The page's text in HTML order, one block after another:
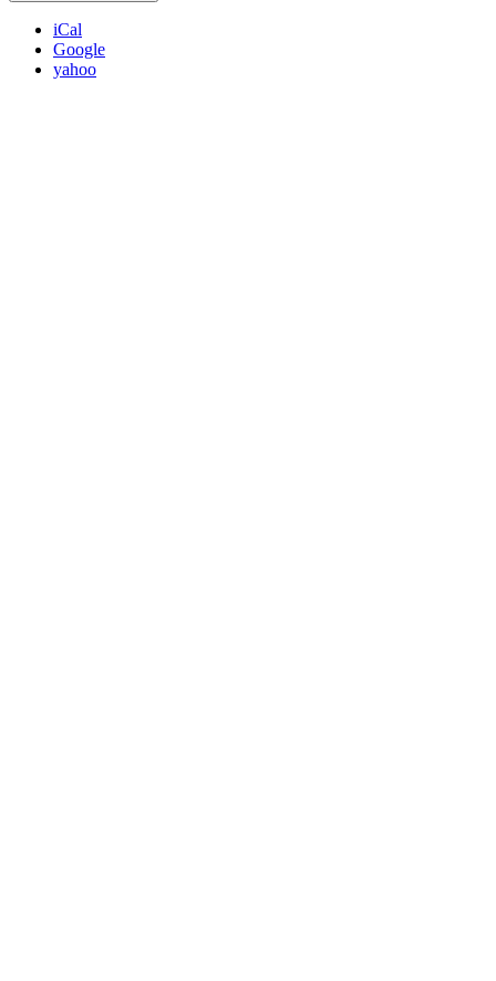
iCal
Google
yahoo